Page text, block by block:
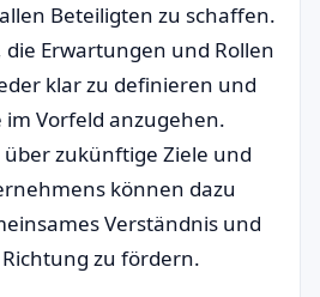
Beteiligten zu schaffen.
Erwartungen und Rollen
klar zu definieren und
Vorfeld anzugehen.
zukünftige Ziele und
können dazu
Verständnis und
zu fördern.